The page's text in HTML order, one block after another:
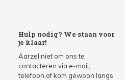
Hulp nodig? We staan voor
je klaar!
Aarzel niet om ons te
contacteren via e-mail,
telefoon of kom gewoon langs